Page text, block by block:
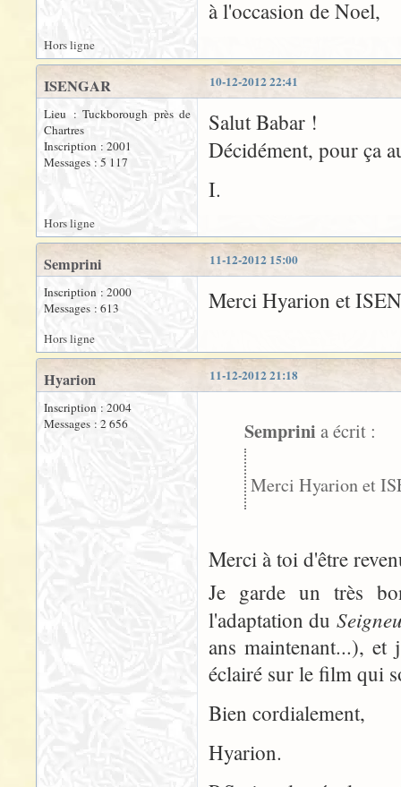
à l'occasion de Noel,
Hors ligne
10-12-2012 22:41
ISENGAR
Lieu : Tuckborough près de
Chartres
Inscription : 2001
Messages : 5 117
Salut Babar !
Décidément, pour ça
I.
Hors ligne
11-12-2012 15:00
Semprini
Inscription : 2000
Messages : 613
Merci Hyarion et
Hors ligne
11-12-2012 21:18
Hyarion
Inscription : 2004
Messages : 2 656
Semprini a écrit :
Merci Hyarion et
Merci à toi d'être
Je garde un très
l'adaptation du
ans maintenant...),
éclairé sur le film qui
Bien cordialement,
Hyarion.